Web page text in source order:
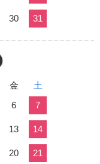
30 31
金
土
6 7
13 14
20 21